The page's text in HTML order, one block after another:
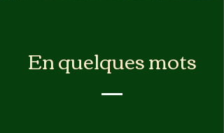
En quelques mots